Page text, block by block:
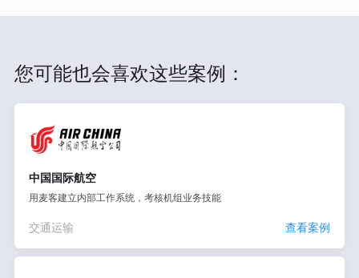
您可能也会喜欢这些案例：
中国国际航空
用麦客建立内部工作系统，考核机组业务技能
交通运输 查看案例